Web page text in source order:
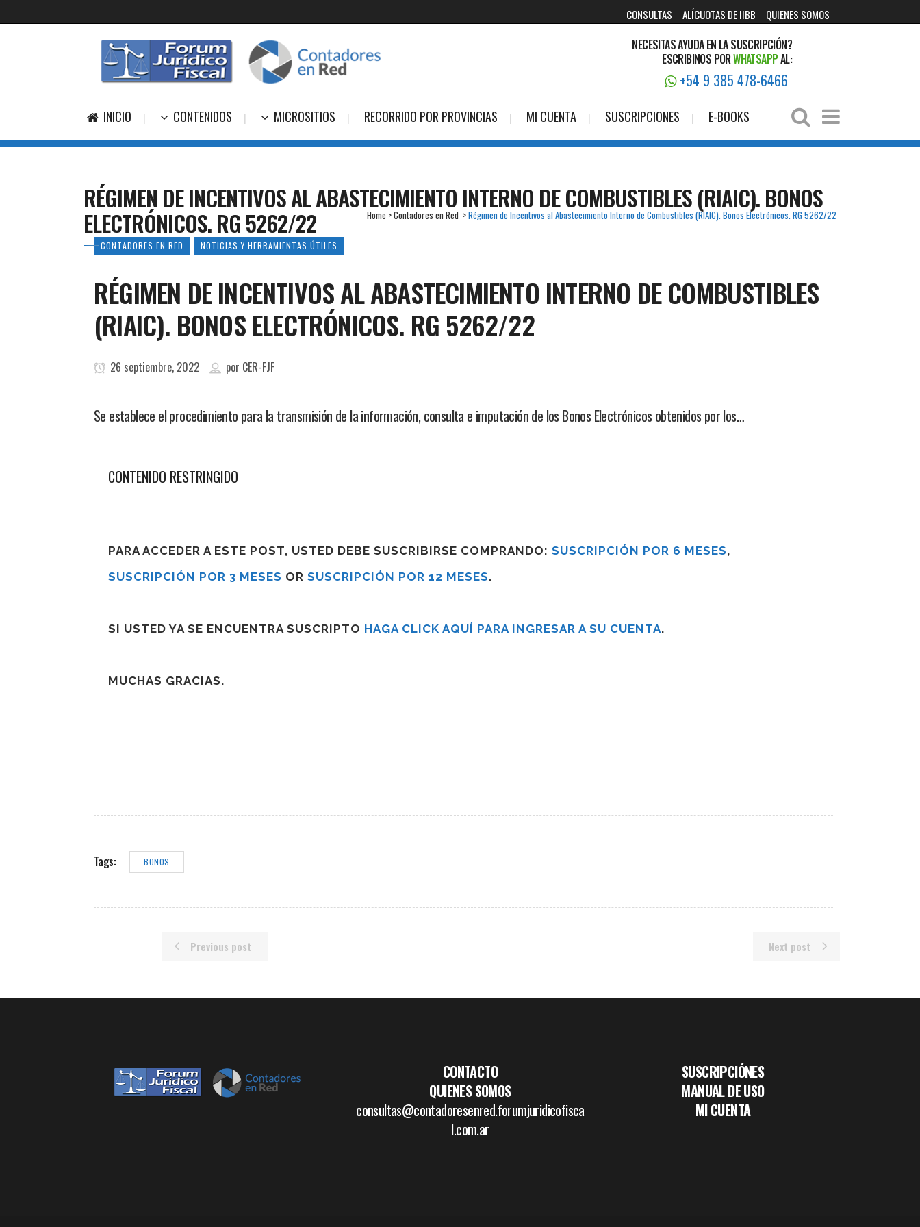
CONSULTAS ALÍCUOTAS DE IIBB QUIENES SOMOS
NECESITAS AYUDA EN LA SUSCRIPCIÓN?
ESCRIBINOS PORWHATSAPPAL:
+54 9 385 478-6466
INICIO CONTENIDOS MICROSITIOS RECORRIDO POR PROVINCIAS MI CUENTA SUSCRIPCIONES E-BOOKS
RÉGIMEN DE INCENTIVOS AL ABASTECIMIENTO INTERNO DE COMBUSTIBLES (RIAIC). BONOS
ELECTRÓNICOS. RG 5262/22 Home >Contadores en Red >Régimen de Incentivos al Abastecimiento Interno de Combustibles (RIAIC). Bonos Electrónicos. RG 5262/22
CONTADORES EN RED NOTICIAS Y HERRAMIENTAS ÚTILES
RÉGIMEN DE INCENTIVOS AL ABASTECIMIENTO INTERNO DE COMBUSTIBLES
(RIAIC). BONOS ELECTRÓNICOS. RG 5262/22
26 septiembre, 2022 por CER-FJF
Se establece el procedimiento para la transmisión de la información, consulta e imputación de los Bonos Electrónicos obtenidos por los…
CONTENIDO RESTRINGIDO
PARA ACCEDER A ESTE POST, USTED DEBE SUSCRIBIRSE COMPRANDO: SUSCRIPCIÓN POR 6 MESES,
SUSCRIPCIÓN POR 3 MESES OR SUSCRIPCIÓN POR 12 MESES.
SI USTED YA SE ENCUENTRA SUSCRIPTO HAGA CLICK AQUÍ PARA INGRESAR A SU CUENTA.
MUCHAS GRACIAS.
Tags: BONOS
Previous post Next post
CONTACTO
QUIENES SOMOS
consultas@contadoresenred.forumjuridicofisca
l.com.ar
SUSCRIPCIÓNES
MANUAL DE USO
MI CUENTA